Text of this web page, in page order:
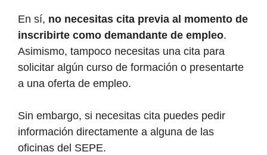
En sí, no necesitas cita previa al momento de
inscribirte como demandante de empleo.
Asimismo, tampoco necesitas una cita para
solicitar algún curso de formación o presentarte
a una oferta de empleo.
Sin embargo, si necesitas cita puedes pedir
información directamente a alguna de las
oficinas del SEPE.